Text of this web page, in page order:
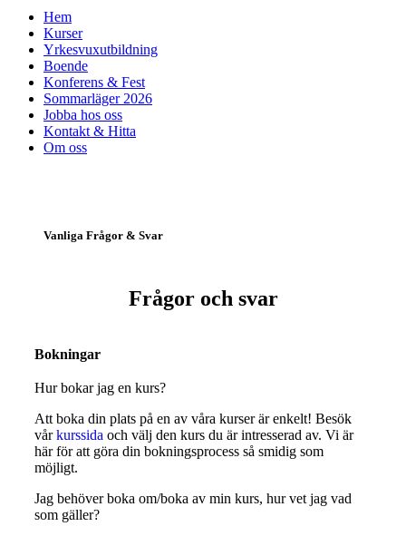
Hem
Kurser
Yrkesvuxutbildning
Boende
Konferens & Fest
Sommarläger 2026
Jobba hos oss
Kontakt & Hitta
Om oss
Vanliga Frågor & Svar
Frågor och svar
Bokningar
Hur bokar jag en kurs?
Att boka din plats på en av våra kurser är enkelt! Besök
vårkurssida och välj den kurs du är intresserad av. Vi är
här för att göra din bokningsprocess så smidig som
möjligt.
Jag behöver boka om/boka av min kurs, hur vet jag vad
som gäller?